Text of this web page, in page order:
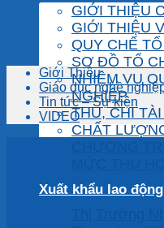
GIỚI THIỆU
GIỚI THIỆU
QUY CHẾ
SƠ ĐỒ TỔ
NHIỆM VỤ
NGHIỆP
THU, CHI
CHẤT
Xuất khẩu lao động
Giới Thiệu
Giáo dục nghề
Tin tức – Sự kiện
VIDEO